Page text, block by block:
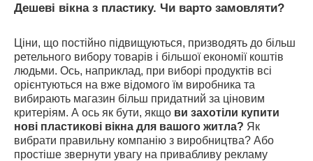
Дешеві вікна з пластику. Чи варто замовляти?
Ціни, що постійно підвищуються, призводять до більш
ретельного вибору товарів і більшої економії коштів
людьми. Ось, наприклад, при виборі продуктів всі
орієнтуються на вже відомого їм виробника та
вибирають магазин більш придатний за ціновим
критеріям. А ось як бути, якщо ви захотіли купити
нові пластикові вікна для вашого житла? Як
вибрати правильну компанію з виробництва? Або
простіше звернути увагу на привабливу рекламу